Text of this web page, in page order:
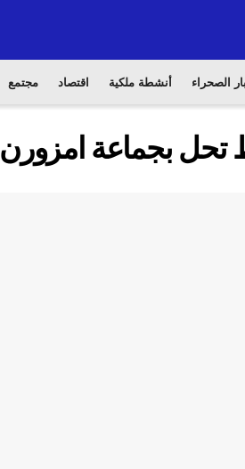
الصحراء أنشطة ملكية اقتصاد مجتمع
تحل بجماعة امزورن